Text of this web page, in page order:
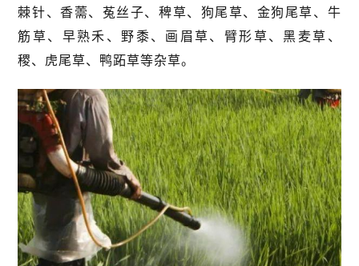
棘针、香薷、菟丝子、稗草、狗尾草、金狗尾草、牛
筋草、早熟禾、野黍、画眉草、臂形草、黑麦草、
稷、虎尾草、鸭跖草等杂草。